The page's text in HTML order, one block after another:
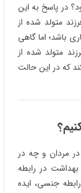
در پاسخ به این
متولد شده از
باشد؛ اما گاهی
متولد شده از
که در این حالت
در مردان و چه در
در رابطه
جنسی، ایده